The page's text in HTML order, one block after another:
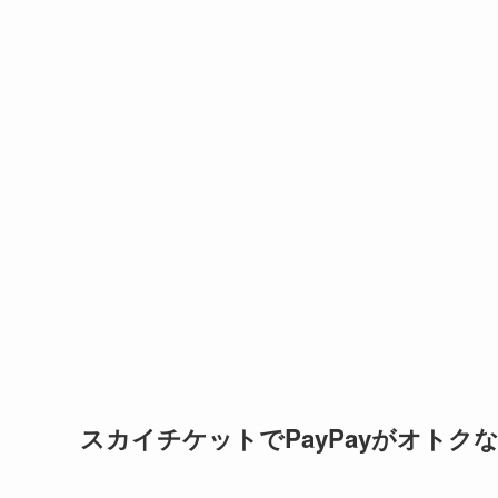
スカイチケットでPayPayがオト